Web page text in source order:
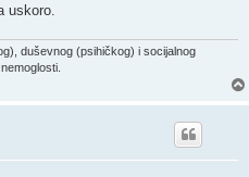
uskoro.
duševnog (psihičkog) i socijalnog